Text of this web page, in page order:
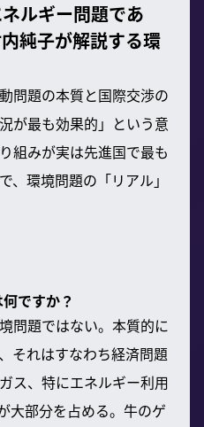
ルギー問題であ
純子が解説する環
問題の本質と国際交渉の
が最も効果的」という意
組みが実は先進国で最も
、環境問題の「リアル」
ですか？
問題ではない。本質的に
それはすなわち経済問題
ス、特にエネルギー利用
大部分を占める。牛のゲ